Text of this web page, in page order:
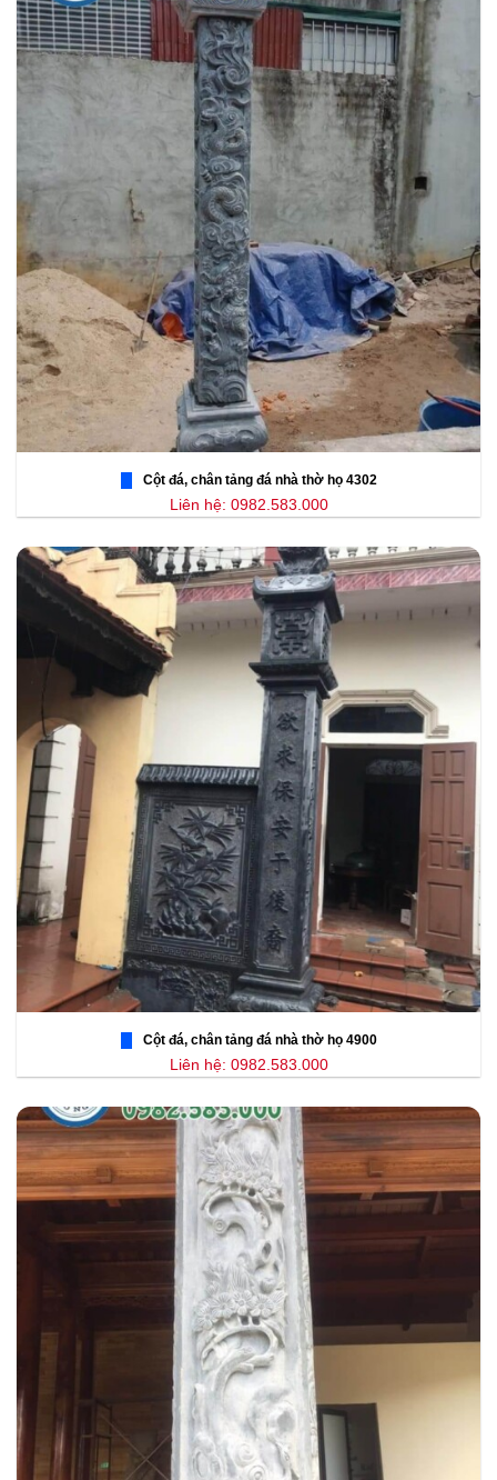
Cột đá, chân tảng đá nhà thờ họ 4302
Liên hệ: 0982.583.000
Cột đá, chân tảng đá nhà thờ họ 4900
Liên hệ: 0982.583.000